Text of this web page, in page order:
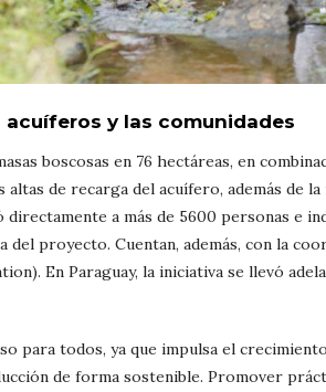
y las comunidades
boscosas en 76 hectáreas, en
de recarga del acuífero, además de
a más de 5600 personas e
del proyecto. Cuentan, además, con la
En Paraguay, la iniciativa se llevó
para todos, ya que impulsa el
de forma sostenible. Promover